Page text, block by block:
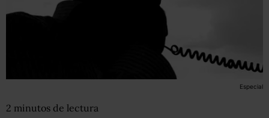
Especial
2 minutos de lectura